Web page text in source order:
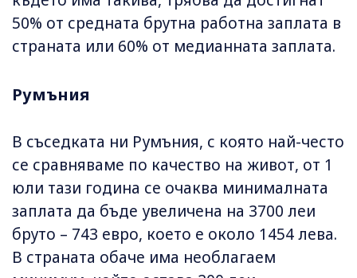
50% от средната брутна работна заплата в
страната или 60% от медианната заплата.
Румъния
В съседката ни Румъния, с която най-често
се сравняваме по качество на живот, от 1
юли тази година се очаква минималната
заплата да бъде увеличена на 3700 леи
бруто – 743 евро, което е около 1454 лева.
В страната обаче има необлагаем